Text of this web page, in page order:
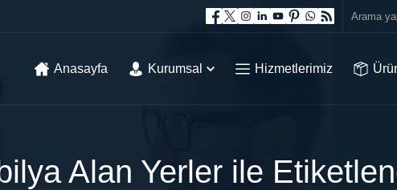
Anasayfa Kurumsal Hizmetlerimiz
Alan Yerler ile